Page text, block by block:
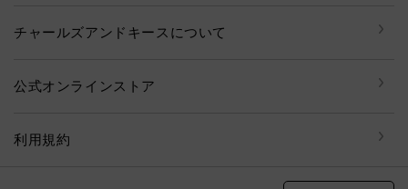
チャールズアンドキースについて
公式オンラインストア
利用規約